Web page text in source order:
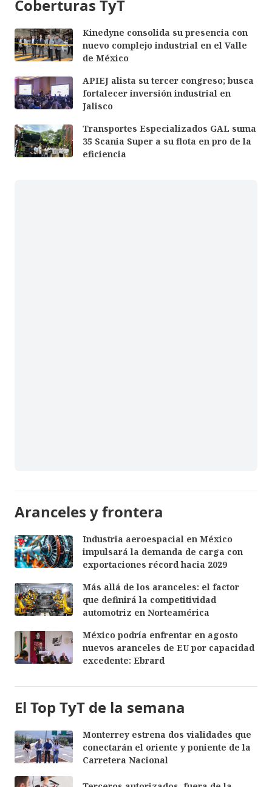
Coberturas TyT
Kinedyne consolida su presencia con
nuevo complejo industrial en el Valle
de México
APIEJ alista su tercer congreso; busca
fortalecer inversión industrial en
Jalisco
Transportes Especializados GAL suma
35 Scania Super a su flota en pro de la
eficiencia
Aranceles y frontera
Industria aeroespacial en México
impulsará la demanda de carga con
exportaciones récord hacia 2029
Más allá de los aranceles: el factor
que definirá la competitividad
automotriz en Norteamérica
México podría enfrentar en agosto
nuevos aranceles de EU por capacidad
excedente: Ebrard
El Top TyT de la semana
Monterrey estrena dos vialidades que
conectarán el oriente y poniente de la
Carretera Nacional